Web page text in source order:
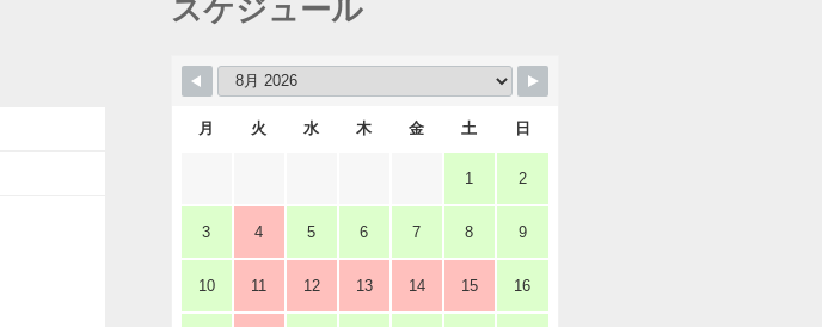
スケジュール
月 火 水 木 金 土 日
1 2
3 4 5 6 7 8 9
10 11 12 13 14 15 16